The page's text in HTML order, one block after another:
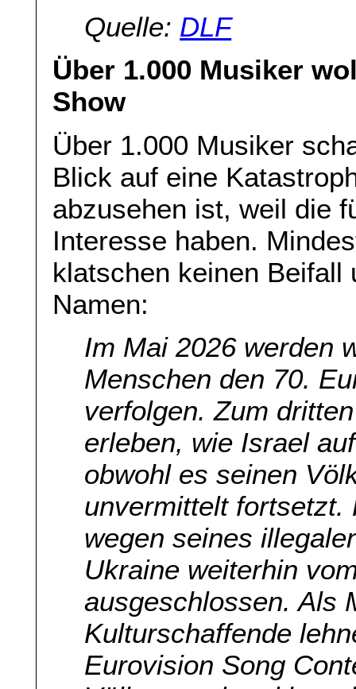
Quelle: DLF
Über 1.000 Musiker
Show
Über 1.000 Musiker
Blick auf eine
abzusehen ist, weil die
Interesse haben.
klatschen keinen Beifall
Namen:
Im Mai 2026 werden
Menschen den 70.
verfolgen. Zum
erleben, wie Israel
obwohl es seinen
unvermittelt fortsetzt.
wegen seines
Ukraine weiterhin
ausgeschlossen. Als
Kulturschaffende
Eurovision Song